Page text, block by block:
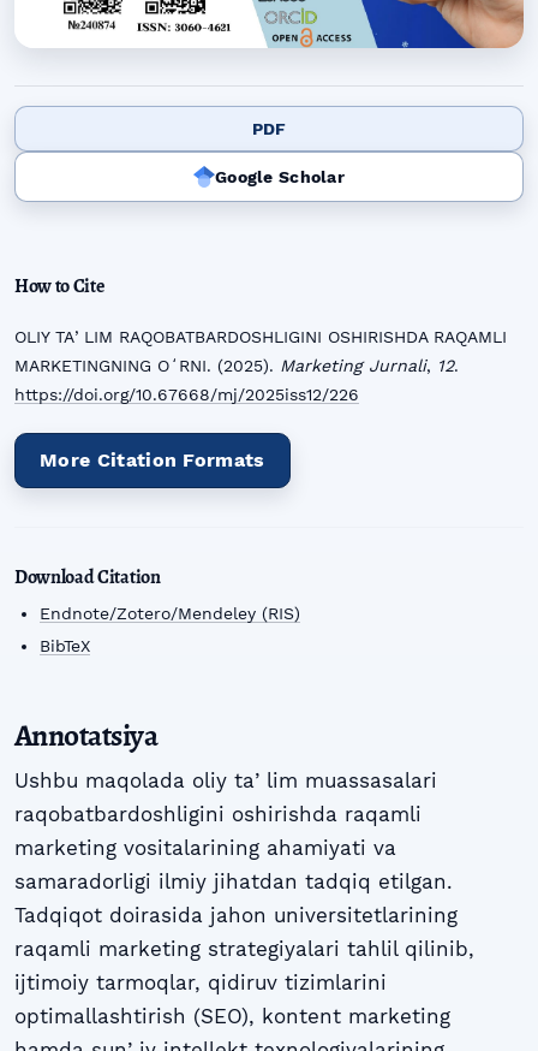
PDF
Google Scholar
How to Cite
OLIY TAʼLIM RAQOBATBARDOSHLIGINI OSHIRISHDA RAQAMLI
MARKETINGNING OʻRNI. (2025). Marketing Jurnali, 12.
https://doi.org/10.67668/mj/2025iss12/226
More Citation Formats
Download Citation
Endnote/Zotero/Mendeley (RIS)
BibTeX
Annotatsiya
Ushbu maqolada oliy taʼlim muassasalari
raqobatbardoshligini oshirishda raqamli
marketing vositalarining ahamiyati va
samaradorligi ilmiy jihatdan tadqiq etilgan.
Tadqiqot doirasida jahon universitetlarining
raqamli marketing strategiyalari tahlil qilinib,
ijtimoiy tarmoqlar, qidiruv tizimlarini
optimallashtirish (SEO), kontent marketing